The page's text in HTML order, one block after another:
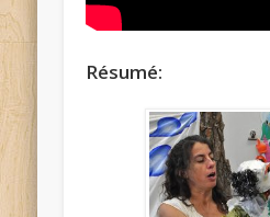
Résumé: